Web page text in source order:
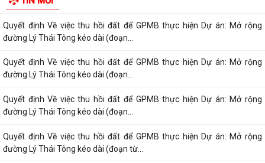
Quyết định Về việc thu hồi đất để GPMB thực hiện Dự án: Mở rộng
đường Lý Thái Tông kéo dài (đoạn...
Quyết định Về việc thu hồi đất để GPMB thực hiện Dự án: Mở rộng
đường Lý Thái Tông kéo dài (đoạn...
Quyết định Về việc thu hồi đất để GPMB thực hiện Dự án: Mở rộng
đường Lý Thái Tông kéo dài (đoạn...
Quyết định Về việc thu hồi đất để GPMB thực hiện Dự án: Mở rộng
đường Lý Thái Tông kéo dài (đoạn từ...